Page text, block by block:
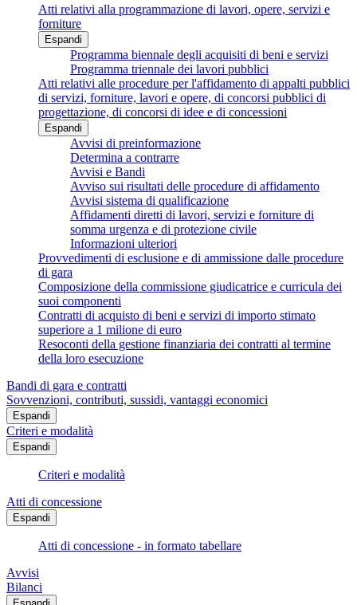
Atti relativi alla programmazione di lavori, opere, servizi e
forniture
Espandi
Programma biennale degli acquisiti di beni e servizi
Programma triennale dei lavori pubblici
Atti relativi alle procedure per l'affidamento di appalti pubblici
di servizi, forniture, lavori e opere, di concorsi pubblici di
progettazione, di concorsi di idee e di concessioni
Espandi
Avvisi di preinformazione
Determina a contrarre
Avvisi e Bandi
Avviso sui risultati delle procedure di affidamento
Avvisi sistema di qualificazione
Affidamenti diretti di lavori, servizi e forniture di
somma urgenza e di protezione civile
Informazioni ulteriori
Provvedimenti di esclusione e di ammissione dalle procedure
di gara
Composizione della commissione giudicatrice e curricula dei
suoi componenti
Contratti di acquisto di beni e servizi di importo stimato
superiore a 1 milione di euro
Resoconti della gestione finanziaria dei contratti al termine
della loro esecuzione
Bandi di gara e contratti
Sovvenzioni, contributi, sussidi, vantaggi economici
Espandi
Criteri e modalità
Espandi
Criteri e modalità
Atti di concessione
Espandi
Atti di concessione - in formato tabellare
Avvisi
Bilanci